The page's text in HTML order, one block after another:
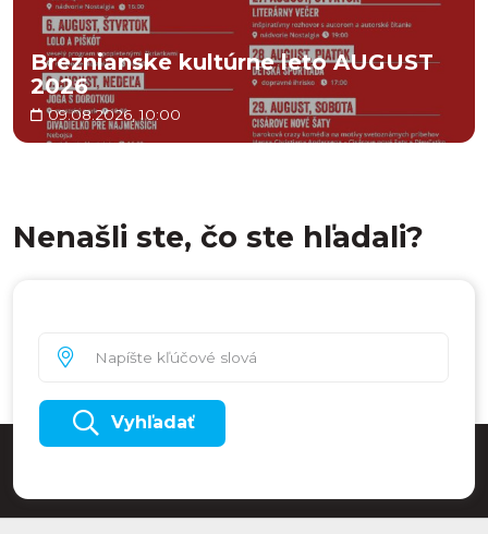
Breznianske kultúrne leto AUGUST
2026
09.08.2026, 10:00
Nenašli ste, čo ste hľadali?
Vyhľadať